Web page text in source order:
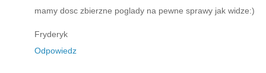
mamy dosc zbierzne poglady na pewne sprawy jak widze:)
Fryderyk
Odpowiedz